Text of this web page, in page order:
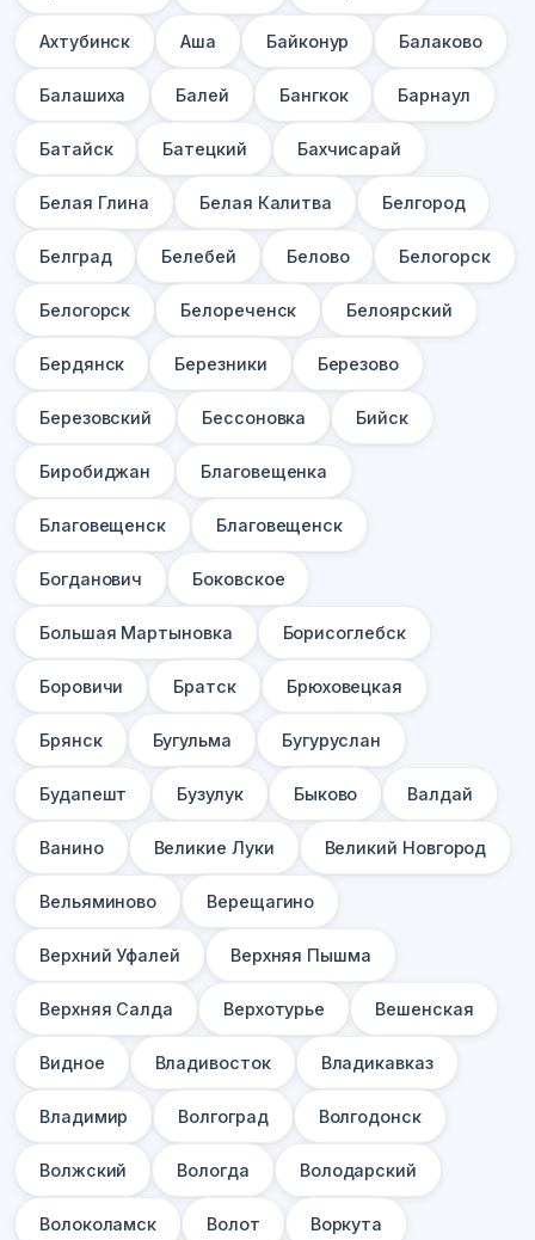
Ахтубинск Аша Байконур Балаково
Балашиха Балей Бангкок Барнаул
Батайск Батецкий Бахчисарай
Белая Глина Белая Калитва Белгород
Белград Белебей Белово Белогорск
Белогорск Белореченск Белоярский
Бердянск Березники Березово
Березовский Бессоновка Бийск
Биробиджан Благовещенка
Благовещенск Благовещенск
Богданович Боковское
Большая Мартыновка Борисоглебск
Боровичи Братск Брюховецкая
Брянск Бугульма Бугуруслан
Будапешт Бузулук Быково Валдай
Ванино Великие Луки Великий Новгород
Вельяминово Верещагино
Верхний Уфалей Верхняя Пышма
Верхняя Салда Верхотурье Вешенская
Видное Владивосток Владикавказ
Владимир Волгоград Волгодонск
Волжский Вологда Володарский
Волоколамск Волот Воркута